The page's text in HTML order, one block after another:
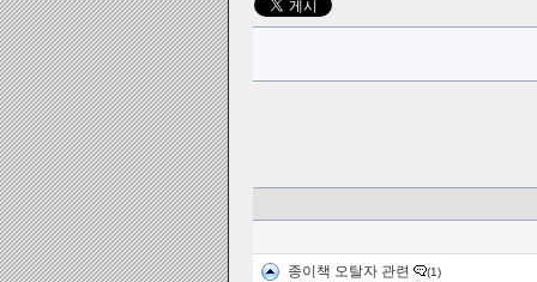
종이책 오탈자 관련 (1)